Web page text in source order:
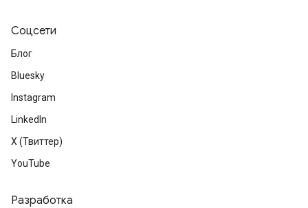
Соцсети
Блог
Bluesky
Instagram
LinkedIn
X (Твиттер)
YouTube
Разработка